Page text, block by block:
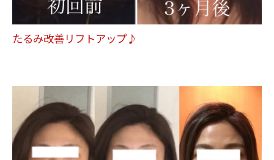
たるみ改善リフトアップ♪